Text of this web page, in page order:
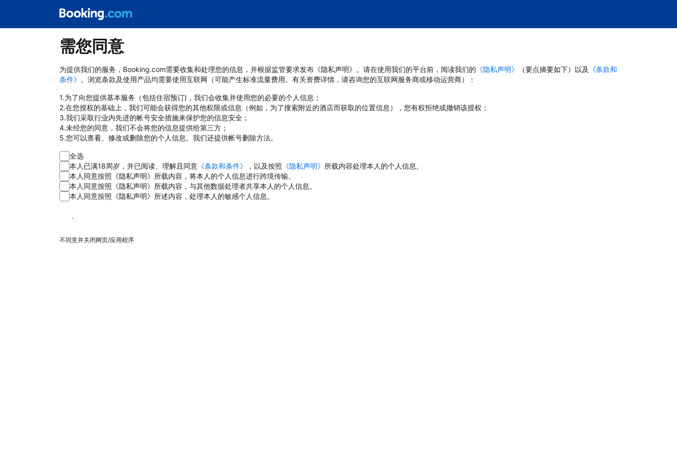
需您同意
为提供我们的服务，Booking.com需要收集和处理您的信息，并根据监管要求发布《隐私声明》。请在使用我们的平台前，阅读我们的 《隐私声明》 （要点摘要如下）以及 《条款和
条件》 。浏览条款及使用产品均需要使用互联网（可能产生标准流量费用。有关资费详情，请咨询您的互联网服务商或移动运营商）：
1.为了向您提供基本服务（包括住宿预订)，我们会收集并使用您的必要的个人信息；
2.在您授权的基础上，我们可能会获得您的其他权限或信息（例如，为了搜索附近的酒店而获取的位置信息），您有权拒绝或撤销该授权；
3.我们采取行业内先进的帐号安全措施来保护您的信息安全；
4.未经您的同意，我们不会将您的信息提供给第三方；
5.您可以查看、修改或删除您的个人信息。我们还提供帐号删除方法。
全选
本人已满18周岁，并已阅读、理解且同意 《条款和条件》 ，以及按照 《隐私声明》 所载内容处理本人的个人信息。
本人同意按照《隐私声明》所载内容，将本人的个人信息进行跨境传输。
本人同意按照《隐私声明》所载内容，与其他数据处理者共享本人的个人信息。
本人同意按照《隐私声明》所述内容，处理本人的敏感个人信息。
同意
不同意并关闭网页/应用程序